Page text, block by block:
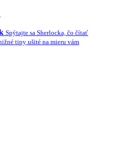
Spýtajte sa Sherlocka, čo čítať
tipy ušité na mieru vám